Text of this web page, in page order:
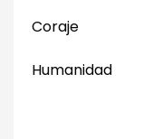
Coraje
Humanidad